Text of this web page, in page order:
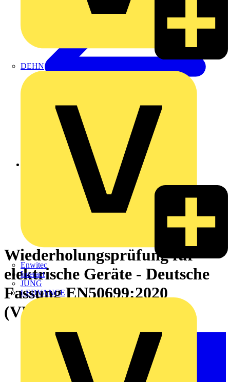
DEHN
Enwitec
Interact
JUNG
LEDVANCE
Zurück zu Akademie
Wiederholungsprüfung für
elektrische Geräte - Deutsche
Fassung EN50699:2020
(VDE0702)